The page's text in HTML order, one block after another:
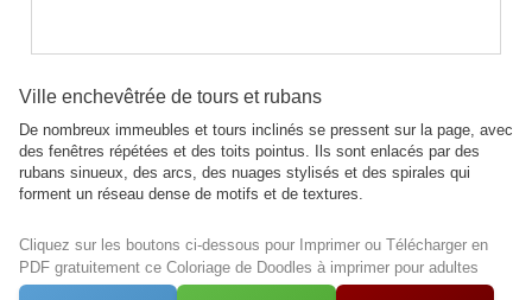
Ville enchevêtrée de tours et rubans
De nombreux immeubles et tours inclinés se pressent sur la page, avec
des fenêtres répétées et des toits pointus. Ils sont enlacés par des
rubans sinueux, des arcs, des nuages stylisés et des spirales qui
forment un réseau dense de motifs et de textures.
Cliquez sur les boutons ci-dessous pour Imprimer ou Télécharger en
PDF gratuitement ce Coloriage de Doodles à imprimer pour adultes